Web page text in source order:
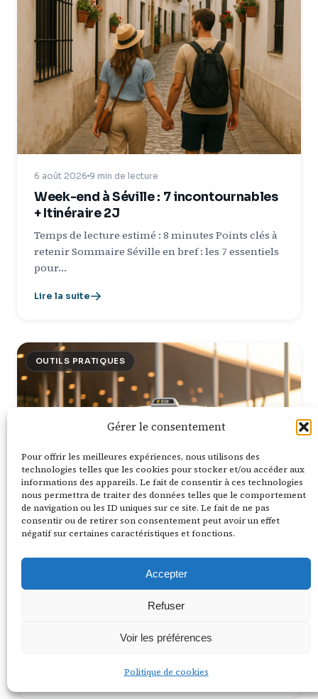
Gérer le consentement
Pour offrir les meilleures expériences, nous utilisons des
technologies telles que les cookies pour stocker et/ou accéder aux
informations des appareils. Le fait de consentir à ces technologies
nous permettra de traiter des données telles que le comportement
de navigation ou les ID uniques sur ce site. Le fait de ne pas
consentir ou de retirer son consentement peut avoir un effet
négatif sur certaines caractéristiques et fonctions.
Accepter
Refuser
Voir les préférences
Politique de cookies
6 août 2026 9 min de lecture
Week-end à Séville : 7 incontournables
+ Itinéraire 2J
Temps de lecture estimé : 8 minutes Points clés à
retenir Sommaire Séville en bref : les 7 essentiels
pour…
Lire la suite
OUTILS PRATIQUES
Taxi ou Uber pour Orly : le guide
complet 2026
Taxi ou Uber pour Orly ? Comparez prix, confort,
choisir sereinement votre trajet…